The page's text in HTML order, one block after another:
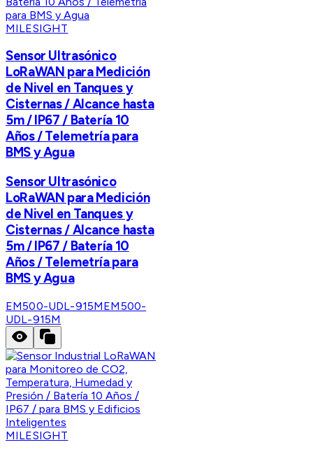
MILESIGHT
Sensor Ultrasónico
LoRaWAN para Medición
de Nivel en Tanques y
Cisternas / Alcance hasta
5m / IP67 / Batería 10
Años / Telemetría para
BMS y Agua
Sensor Ultrasónico
LoRaWAN para Medición
de Nivel en Tanques y
Cisternas / Alcance hasta
5m / IP67 / Batería 10
Años / Telemetría para
BMS y Agua
EM500-UDL-915MEM500-
UDL-915M
MILESIGHT